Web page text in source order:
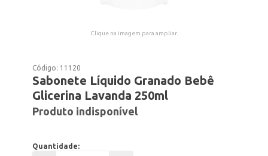
Clique na imagem para ampliar.
Código: 11120
Sabonete Líquido Granado Bebê
Glicerina Lavanda 250ml
Produto indisponível
Quantidade: